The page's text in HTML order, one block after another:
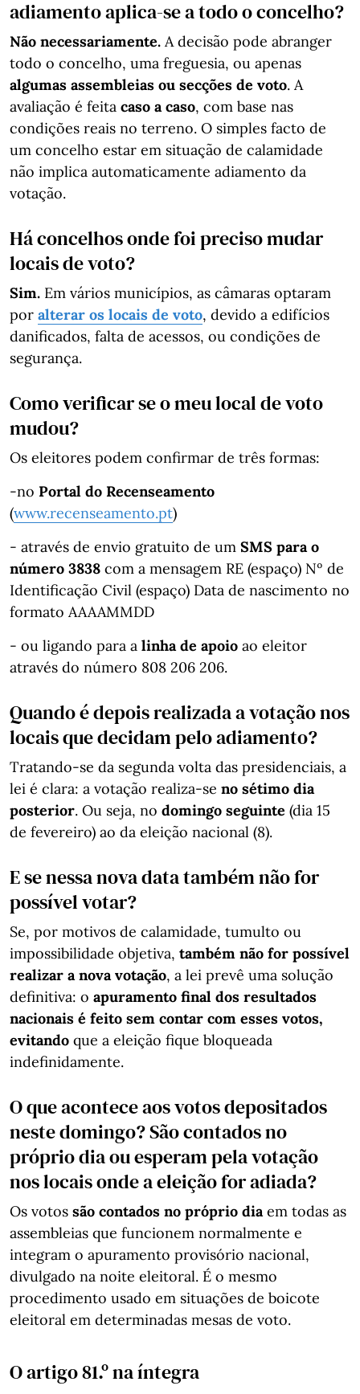
adiamento aplica-se a todo o concelho?
Não necessariamente. A decisão pode abranger
todo o concelho, uma freguesia, ou apenas
algumas assembleias ou secções de voto. A
avaliação é feita caso a caso, com base nas
condições reais no terreno. O simples facto de
um concelho estar em situação de calamidade
não implica automaticamente adiamento da
votação.
Há concelhos onde foi preciso mudar
locais de voto?
Sim. Em vários municípios, as câmaras optaram
por alterar os locais de voto, devido a edifícios
danificados, falta de acessos, ou condições de
segurança.
Como verificar se o meu local de voto
mudou?
Os eleitores podem confirmar de três formas:
-no Portal do Recenseamento
(www.recenseamento.pt)
- através de envio gratuito de um SMS para o
número 3838 com a mensagem RE (espaço) Nº de
Identificação Civil (espaço) Data de nascimento no
formato AAAAMMDD
- ou ligando para a linha de apoio ao eleitor
através do número 808 206 206.
Quando é depois realizada a votação nos
locais que decidam pelo adiamento?
Tratando-se da segunda volta das presidenciais, a
lei é clara: a votação realiza-se no sétimo dia
posterior. Ou seja, no domingo seguinte (dia 15
de fevereiro) ao da eleição nacional (8).
E se nessa nova data também não for
possível votar?
Se, por motivos de calamidade, tumulto ou
impossibilidade objetiva, também não for possível
realizar a nova votação, a lei prevê uma solução
definitiva: o apuramento final dos resultados
nacionais é feito sem contar com esses votos,
evitando que a eleição fique bloqueada
indefinidamente.
O que acontece aos votos depositados
neste domingo? São contados no
próprio dia ou esperam pela votação
nos locais onde a eleição for adiada?
Os votos são contados no próprio dia em todas as
assembleias que funcionem normalmente e
integram o apuramento provisório nacional,
divulgado na noite eleitoral. É o mesmo
procedimento usado em situações de boicote
eleitoral em determinadas mesas de voto.
O artigo 81.º na íntegra